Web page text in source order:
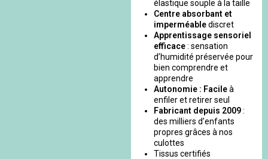
élastique souple à la taille
Centre absorbant et
imperméablediscret
Apprentissage sensoriel
efficace: sensation
d’humidité préservée pour
bien comprendre et
apprendre
Autonomie : Facileà
enfiler et retirer seul
Fabricant depuis 2009:
des milliers d’enfants
propres grâces à nos
culottes
Tissus certifiés